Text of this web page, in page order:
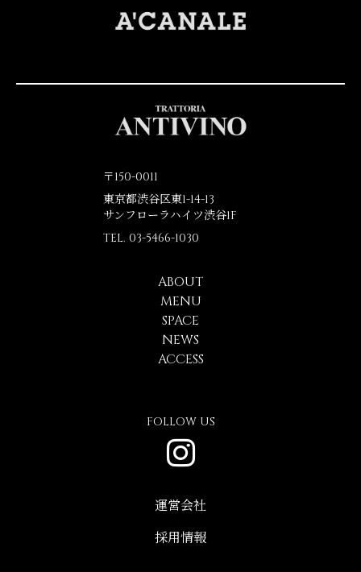
〒150-0011
東京都渋谷区東1-14-13
サンフローラハイツ渋谷1F
TEL. 03-5466-1030
ABOUT
MENU
SPACE
NEWS
ACCESS
FOLLOW US
運営会社
採用情報